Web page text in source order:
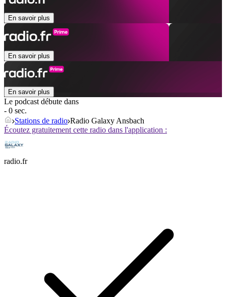
En savoir plus
En savoir plus
En savoir plus
Le podcast débute dans
- 0 sec.
Stations de radio Radio Galaxy Ansbach
Écoutez gratuitement cette radio dans l'application :
radio.fr